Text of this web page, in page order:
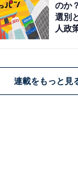
のか
選別
人政
連載をもっと見